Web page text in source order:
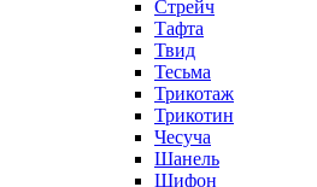
Стрейч
Тафта
Твид
Тесьма
Трикотаж
Трикотин
Чесуча
Шанель
Шифон